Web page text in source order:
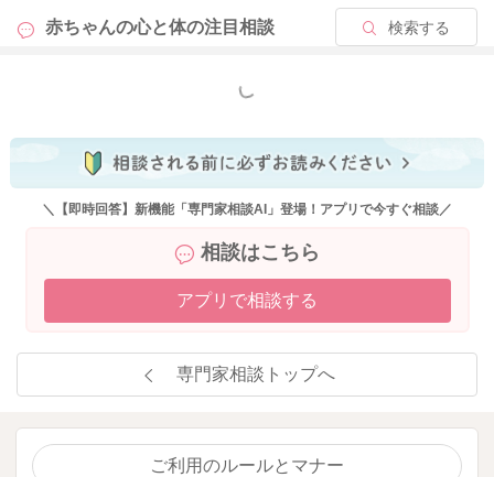
赤ちゃんの心と体の注目相談 検索する
もっと見る
＼【即時回答】新機能「専門家相談AI」登場！アプリで今すぐ相談／
相談はこちら
アプリで相談する
専門家相談トップへ
ご利用のルールとマナー